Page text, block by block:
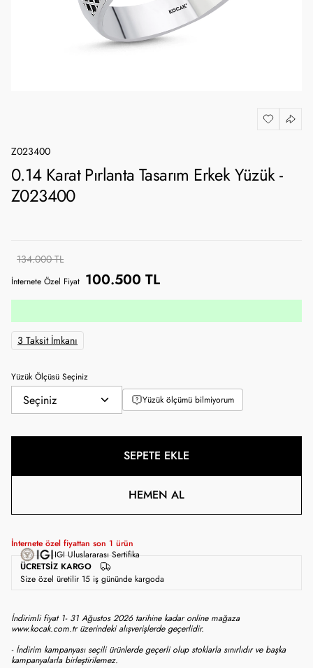
Z023400
0.14 Karat Pırlanta Tasarım Erkek Yüzük -
Z023400
134.000 TL
İnternete Özel Fiyat 100.500 TL
3 Taksit İmkanı
Yüzük Ölçüsü Seçiniz
Yüzük ölçümü bilmiyorum
SEPETE EKLE
HEMEN AL
İnternete özel fiyattan son 1 ürün
ÜCRETSIZ KARGO
IGI Uluslararası Sertifika
Size özel üretilir 15 iş gününde kargoda
İndirimli fiyat 1- 31 Ağustos 2026 tarihine kadar online mağaza
www.kocak.com.tr üzerindeki alışverişlerde geçerlidir.
- İndirim kampanyası seçili ürünlerde geçerli olup stoklarla sınırlıdır ve başka
kampanyalarla birleştirilemez.